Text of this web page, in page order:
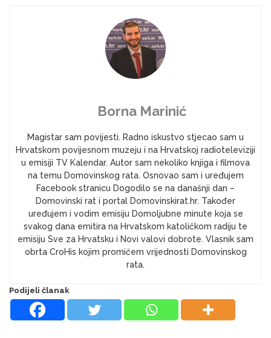
Borna Marinić
Magistar sam povijesti. Radno iskustvo stjecao sam u
Hrvatskom povijesnom muzeju i na Hrvatskoj radioteleviziji
u emisiji TV Kalendar. Autor sam nekoliko knjiga i filmova
na temu Domovinskog rata. Osnovao sam i uređujem
Facebook stranicu Dogodilo se na današnji dan –
Domovinski rat i portal Domovinskirat.hr. Također
uređujem i vodim emisiju Domoljubne minute koja se
svakog dana emitira na Hrvatskom katoličkom radiju te
emisiju Sve za Hrvatsku i Novi valovi dobrote. Vlasnik sam
obrta CroHis kojim promičem vrijednosti Domovinskog
rata.
Podijeli članak